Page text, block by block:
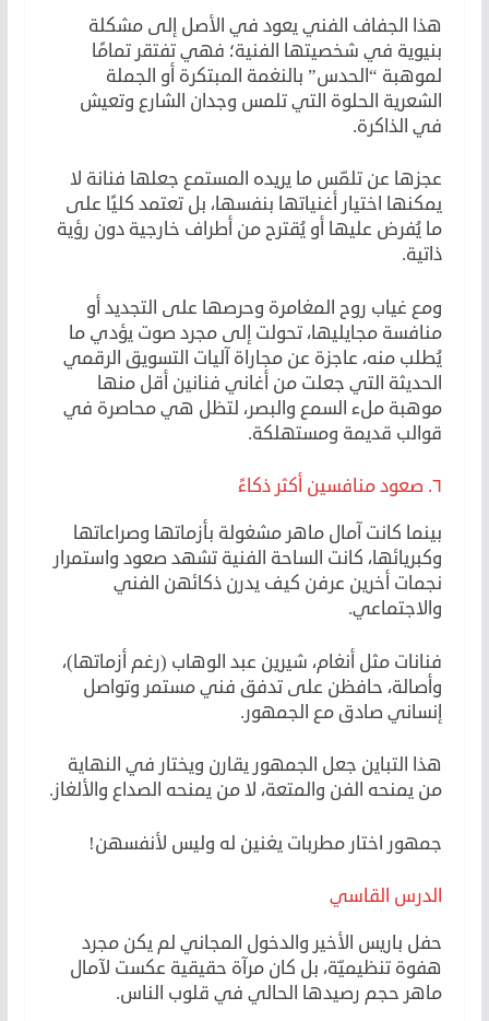
هذا الجفاف الفني يعود في الأصل إلى مشكلة
بنيوية في شخصيتها الفنية؛ فهي تفتقر تمامًا
لموهبة “الحدس” بالنغمة المبتكرة أو الجملة
الشعرية الحلوة التي تلمس وجدان الشارع وتعيش
في الذاكرة.
عجزها عن تلمّس ما يريده المستمع جعلها فنانة لا
يمكنها اختيار أغنياتها بنفسها، بل تعتمد كليًا على
ما يُفرض عليها أو يُقترح من أطراف خارجية دون رؤية
ذاتية.
ومع غياب روح المغامرة وحرصها على التجديد أو
منافسة مجايليها، تحولت إلى مجرد صوت يؤدي ما
يُطلب منه، عاجزة عن مجاراة آليات التسويق الرقمي
الحديثة التي جعلت من أغاني فنانين أقل منها
موهبة ملء السمع والبصر، لتظل هي محاصرة في
قوالب قديمة ومستهلكة.
٦. صعود منافسين أكثر ذكاءً
بينما كانت آمال ماهر مشغولة بأزماتها وصراعاتها
وكبريائها، كانت الساحة الفنية تشهد صعود واستمرار
نجمات أخرين عرفن كيف يدرن ذكائهن الفني
والاجتماعي.
فنانات مثل أنغام، شيرين عبد الوهاب (رغم أزماتها)،
وأصالة، حافظن على تدفق فني مستمر وتواصل
إنساني صادق مع الجمهور.
هذا التباين جعل الجمهور يقارن ويختار في النهاية
من يمنحه الفن والمتعة، لا من يمنحه الصداع والألغاز.
جمهور اختار مطربات يغنين له وليس لأنفسهن!
الدرس القاسي
حفل باريس الأخير والدخول المجاني لم يكن مجرد
هفوة تنظيميّة، بل كان مرآة حقيقية عكست لآمال
ماهر حجم رصيدها الحالي في قلوب الناس.